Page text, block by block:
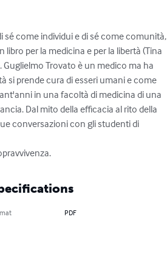
sé come individui e di sé come comunità,
per la medicina e per la libertà (Tina
Trovato è un medico ma ha
si prende cura di esseri umani e come
in una facoltà di medicina di una
Dal mito della efficacia al rito della
conversazioni con gli studenti di
PDF